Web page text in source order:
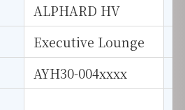
ALPHARD HV
Executive Lounge
AYH30-004xxxx